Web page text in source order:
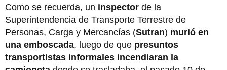
Como se recuerda, un inspector de la
Superintendencia de Transporte Terrestre de
Personas, Carga y Mercancías (Sutran) murió en
una emboscada, luego de que presuntos
transportistas informales incendiaran la